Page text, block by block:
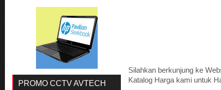
Silahkan berkunjung ke
Katalog Harga kami untuk
PROMO CCTV AVTECH